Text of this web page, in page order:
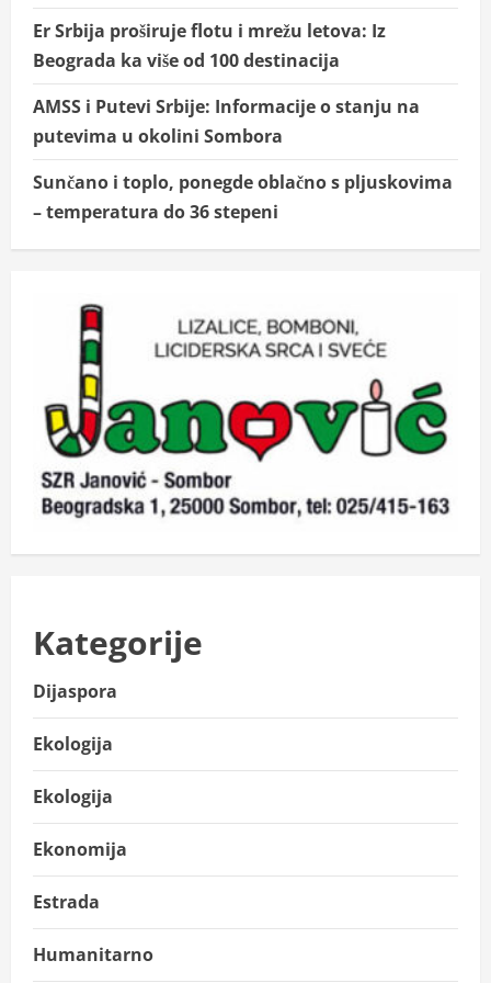
Er Srbija proširuje flotu i mrežu letova: Iz
Beograda ka više od 100 destinacija
AMSS i Putevi Srbije: Informacije o stanju na
putevima u okolini Sombora
Sunčano i toplo, ponegde oblačno s pljuskovima
– temperatura do 36 stepeni
Kategorije
Dijaspora
Ekologija
Ekologija
Ekonomija
Estrada
Humanitarno